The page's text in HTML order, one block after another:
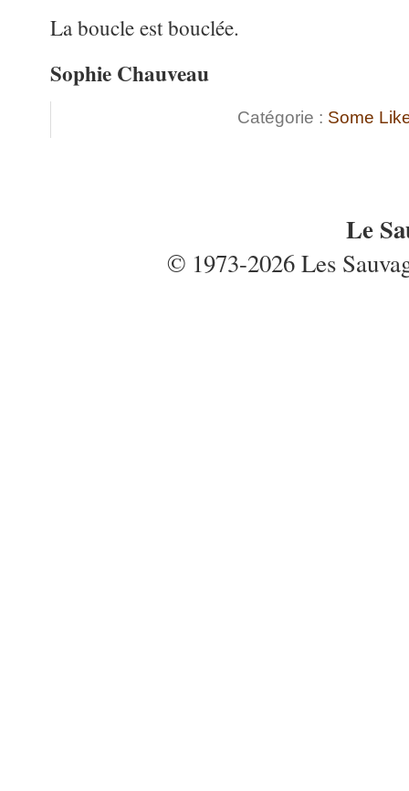
La boucle est bouclée.
Sophie Chauveau
Catégorie : Some
Le
© 1973-2026 Les